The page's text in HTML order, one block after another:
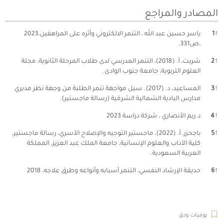
المصادر والمراجع
↑
1
ياسر حسين عبد الله ، التنمر الالكتروني وأثره على المراهقين،2023
،ص331.
↑
2
شربت، أ. (2018)، التنمر المدرسي لدى طلاب المرحلة الثانوية، مجلة
العلوم التربوية، جامعة جنوب الوادى.
↑
3
المساعيد، د. (2017). سبل مواجهة تنمر الطلبة من وجهة نظر مديري
مدارس البادية الشمالية الشرقية (رسالة ماجستير).
↑
4 د.ريم الأنصاري ، شركة دراسة 2023
↑
5
باجحزر، أ. (2022)، ماجستير التوجيه والإصلاح الأسري، رسالة ماجستير،
كلية الآداب والعلوم الإنسانية، جامعة الملك عبد العزيز، المملكة
العربية السعودية.
↑
6 حديقة الإرشاد النفسي، التنمر أسبابه وأنواعه وطرق علاجه، 2018
يوميات ودق